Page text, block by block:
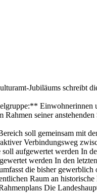
Jubiläums schreibt
seiner
soll gemeinsam mit
Verbindungsweg
aufgewertet werden In
werden In den
die bisher
Raum an
Die